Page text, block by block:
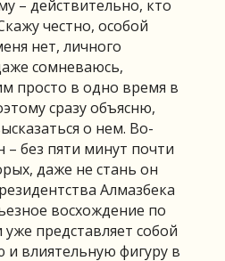
– действительно, кто
честно, особой
нет, личного
сомневаюсь,
просто в одно время в
сразу объясню,
о нем. Во-
без пяти минут почти
даже не стань он
Алмазбека
восхождение по
представляет собой
и влиятельную фигуру в